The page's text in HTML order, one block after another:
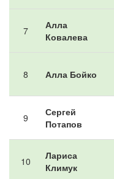
7
Алла
Ковалева
8 Алла Бойко
9
Сергей
Потапов
10
Лариса
Климук